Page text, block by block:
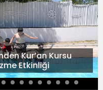
Kur’an Kursu
Etkinliği